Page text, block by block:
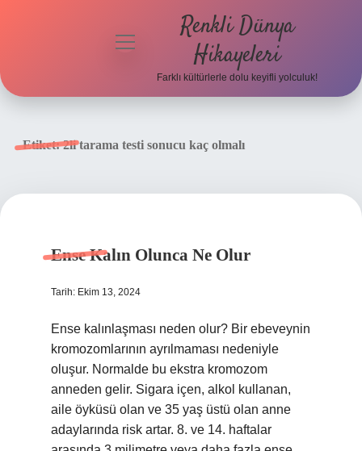
Politikası
menüyü
Renkli Dünya
Hikayeleri
Farklı kültürlerle dolu keyifli yolculuk!
Etiket:2li tarama testi sonucu kaç olmalı
Ense Kalın Olunca Ne Olur
Tarih: Ekim 13, 2024
Ense kalınlaşması neden olur? Bir ebeveynin
kromozomlarının ayrılmaması nedeniyle
oluşur. Normalde bu ekstra kromozom
anneden gelir. Sigara içen, alkol kullanan,
aile öyküsü olan ve 35 yaş üstü olan anne
adaylarında risk artar. 8. ve 14. haftalar